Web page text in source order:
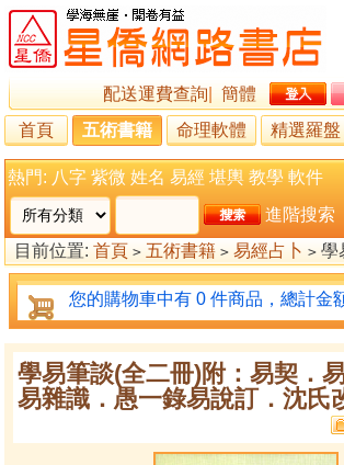
配送運費查詢
簡體
首頁
五術書籍 命理軟體 精選羅盤
熱門: 八字 紫微 姓名 易經 堪輿 教學 軟件
進階搜索
目前位置: 首頁 > 五術書籍 > 易經占卜 > 學
附：易契．易數偶得．讀易雜識．愚一錄
揲蓍法
您的購物車中有 0 件商品，總計金
學易筆談(全二冊)附：易契．
易雜識．愚一錄易說訂．沈氏